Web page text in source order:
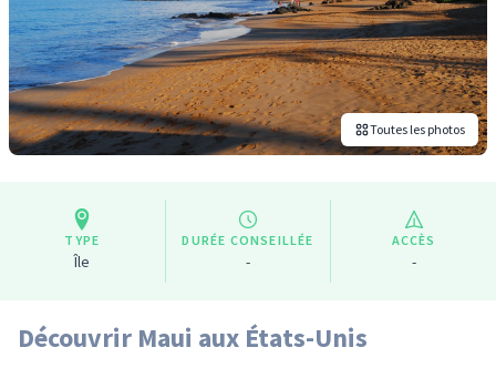
Toutes les photos
TYPE
Île
DURÉE CONSEILLÉE
-
ACCÈS
-
Découvrir Maui aux États-Unis